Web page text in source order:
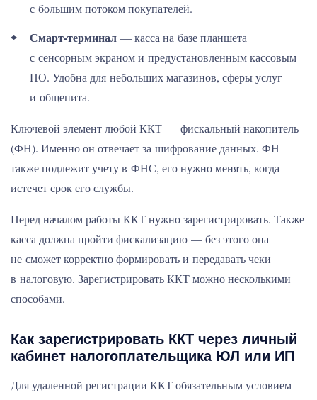
с большим потоком покупателей.
Смарт-терминал — касса на базе планшета
с сенсорным экраном и предустановленным кассовым
ПО. Удобна для небольших магазинов, сферы услуг
и общепита.
Ключевой элемент любой ККТ — фискальный накопитель
(ФН). Именно он отвечает за шифрование данных. ФН
также подлежит учету в ФНС, его нужно менять, когда
истечет срок его службы.
Перед началом работы ККТ нужно зарегистрировать. Также
касса должна пройти фискализацию — без этого она
не сможет корректно формировать и передавать чеки
в налоговую. Зарегистрировать ККТ можно несколькими
способами.
Как зарегистрировать ККТ через личный
кабинет налогоплательщика ЮЛ или ИП
Для удаленной регистрации ККТ обязательным условием